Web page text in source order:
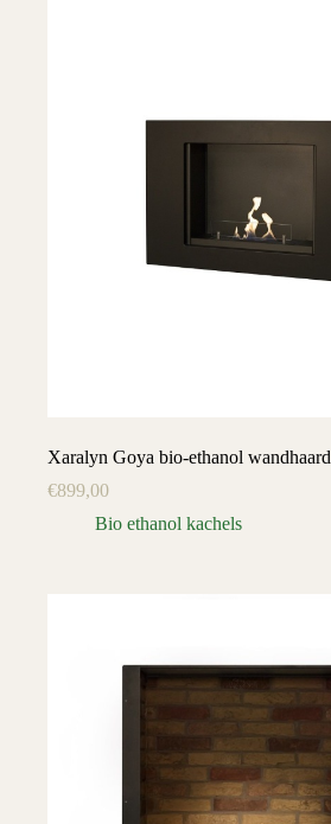
Xaralyn Goya bio-ethanol wandhaard
€899,00
Bio ethanol kachels